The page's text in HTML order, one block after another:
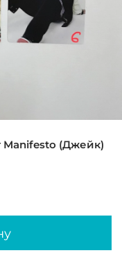
Manifesto (Джейк)